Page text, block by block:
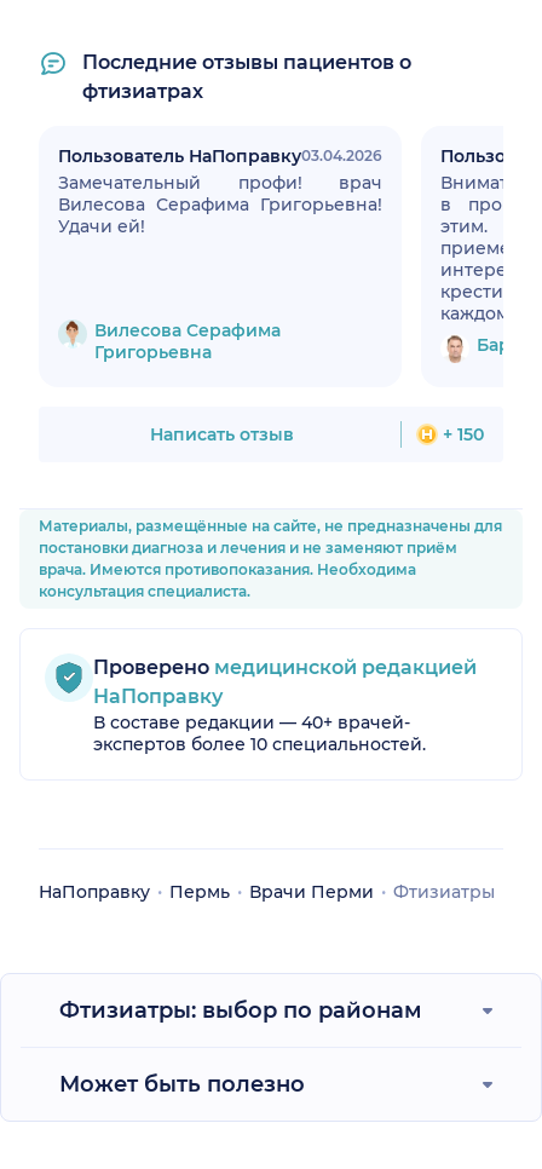
Последние отзывы пациентов о
фтизиатрах
Пользователь НаПоправку03.04.2026
Замечательный профи! врач
Вилесова Серафима Григорьевна!
Удачи ей!
Вилесова Серафима
Григорьевна
в прошлую
этим. В
каждом регионе
где-то есть много железа, в
дефицит
от чего.
Рекомендую при
Написать отзыв + 150
Материалы, размещённые на сайте, не предназначены для
постановки диагноза и лечения и не заменяют приём
врача. Имеются противопоказания. Необходима
консультация специалиста.
Проверено медицинской редакцией
НаПоправку
В составе редакции — 40+ врачей-
экспертов более 10 специальностей.
НаПоправку Пермь Врачи Перми Фтизиатры
Фтизиатры: выбор по районам
Может быть полезно